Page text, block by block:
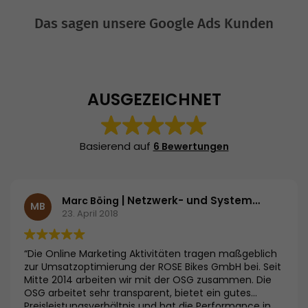
Das sagen unsere Google Ads Kunden
AUSGEZEICHNET
Basierend auf 6 Bewertungen
MB Marc Böing | Netzwerk- und Systemadministrator | ROSE Bikes GmbH
23. April 2018
“Die Online Marketing Aktivitäten tragen maßgeblich
zur Umsatzoptimierung der ROSE Bikes GmbH bei. Seit
Mitte 2014 arbeiten wir mit der OSG zusammen. Die
OSG arbeitet sehr transparent, bietet ein gutes